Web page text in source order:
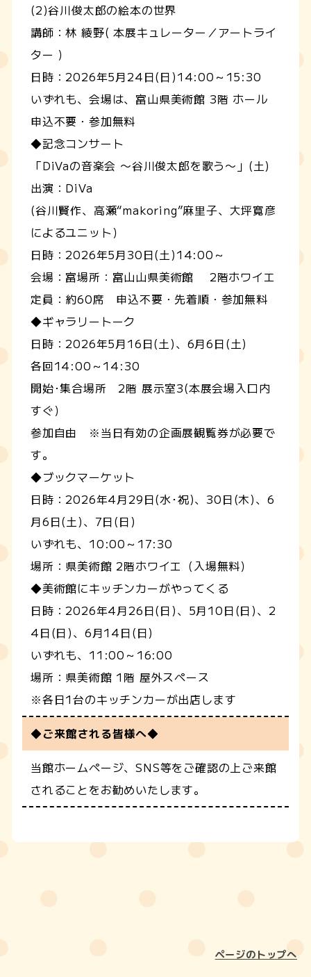
(2)谷川俊太郎の絵本の世界
講師：林 綾野( 本展キュレーター／アートライ
ター ）
日時：2026年5月24日(日)14:00～15:30
いずれも、会場は、富山県美術館 3階 ホール
申込不要・参加無料
◆記念コンサート
「DiVaの音楽会 〜谷川俊太郎を歌う〜」(土)
出演：DiVa
(谷川賢作、高瀬“makoring”麻里子、大坪寛彦
によるユニット）
日時：2026年5月30日(土)14:00～
会場：富場所：富山山県美術館 2階ホワイエ
定員：約60席 申込不要・先着順・参加無料
◆ギャラリートーク
日時：2026年5月16日(土)、6月6日(土)
各回14:00～14:30
開始･集合場所 2階 展示室3(本展会場入口内
すぐ）
参加自由 ※当日有効の企画展観覧券が必要で
す。
◆ブックマーケット
日時：2026年4月29日(水･祝)、30日(木)、6
月6日(土)、7日(日)
いずれも、10:00～17:30
場所：県美術館 2階ホワイエ（入場無料）
◆美術館にキッチンカーがやってくる
日時：2026年4月26日(日)、5月10日(日)、2
4日(日)、6月14日(日)
いずれも、11:00～16:00
場所：県美術館 1階 屋外スペース
※各日1台のキッチンカーが出店します
◆ご来館される皆様へ◆
当館ホームページ、SNS等をご確認の上ご来館
されることをお勧めいたします。
ページのトップへ